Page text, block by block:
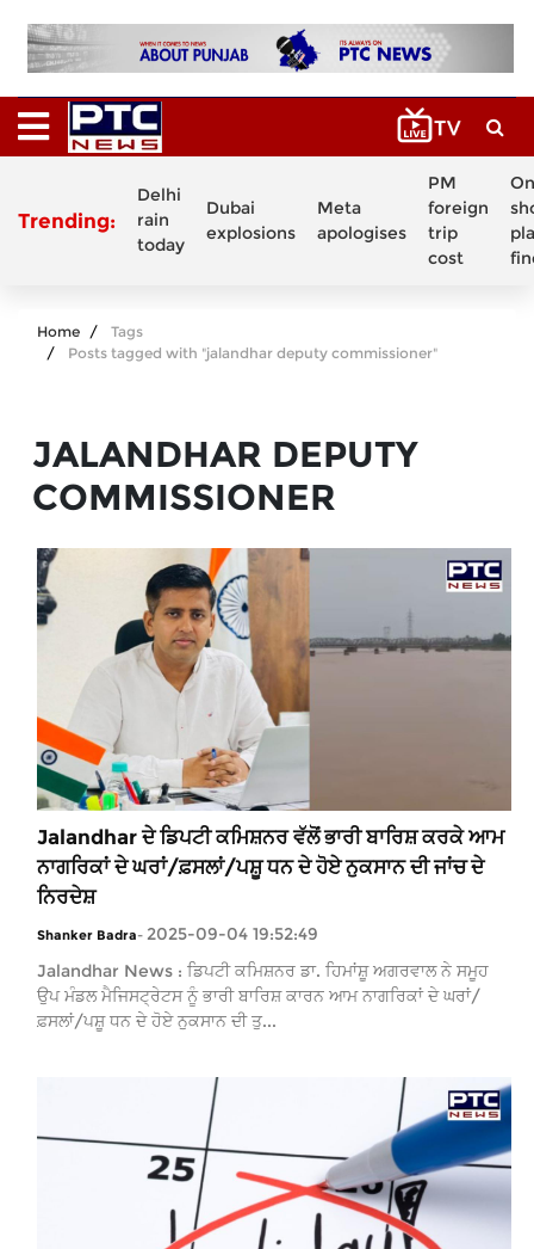
Trending:
Delhi
rain
today
Dubai
explosions
Meta
apologises
PM
foreign
trip
cost
Home
Tags
Posts tagged with "jalandhar deputy commissioner"
JALANDHAR DEPUTY
COMMISSIONER
Jalandhar ਦੇ ਡਿਪਟੀ ਕਮਿਸ਼ਨਰ ਵੱਲੋਂ ਭਾਰੀ ਬਾਰਿਸ਼ ਕਰਕੇ ਆਮ
ਨਾਗਰਿਕਾਂ ਦੇ ਘਰਾਂ/ਫ਼ਸਲਾਂ/ਪਸ਼ੂ ਧਨ ਦੇ ਹੋਏ ਨੁਕਸਾਨ ਦੀ ਜਾਂਚ ਦੇ
ਨਿਰਦੇਸ਼
Shanker Badra- 2025-09-04 19:52:49
Jalandhar News : ਡਿਪਟੀ ਕਮਿਸ਼ਨਰ ਡਾ. ਹਿਮਾਂਸ਼ੂ ਅਗਰਵਾਲ ਨੇ ਸਮੂਹ
ਉਪ ਮੰਡਲ ਮੈਜਿਸਟ੍ਰੇਟਸ ਨੂੰ ਭਾਰੀ ਬਾਰਿਸ਼ ਕਾਰਨ ਆਮ ਨਾਗਰਿਕਾਂ ਦੇ ਘਰਾਂ/
ਫ਼ਸਲਾਂ/ਪਸ਼ੂ ਧਨ ਦੇ ਹੋਏ ਨੁਕਸਾਨ ਦੀ ਤੁ...